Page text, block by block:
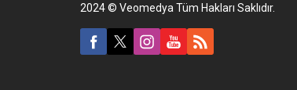
2024 © Veomedya Tüm Hakları Saklıdır.